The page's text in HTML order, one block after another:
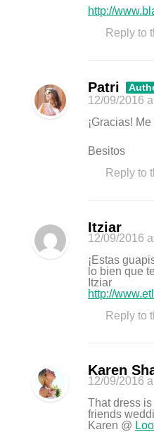
http://
Reply to
Patri
12/09/2016
¡Gracias!
Besitos
Reply to
Itziar
12/09/2016
¡Estas
lo bien que
Itziar
http://
Reply to
Karen
12/09/2016
That dress
friends
Karen @